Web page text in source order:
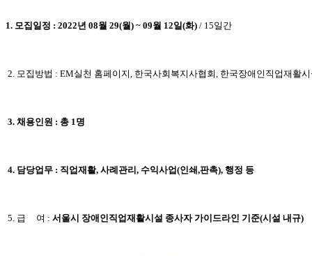
1. 모집일정 : 2022년 08월 29(월) ~ 09월 12일(화) / 15일간
2. 모집방법 : EM실천 홈페이지, 한국사회복지사협회, 한국장애인직업재활
3. 채용인원 : 총 1명
4. 담당업무 : 직업재활, 사례관리, 수익사업(인쇄,판촉), 행정 등
5. 급 여 : 서울시 장애인직업재활시설 종사자 가이드라인 기준(시설 내규)